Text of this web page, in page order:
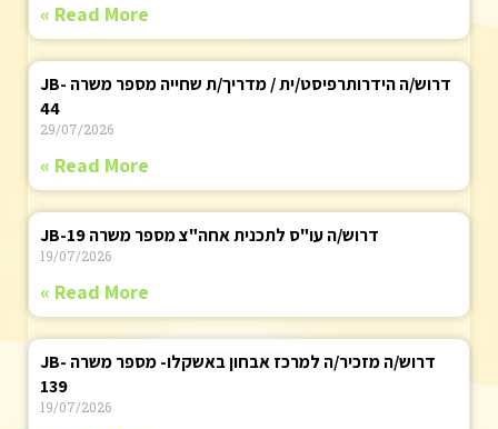
Read More »
דרוש/ה הידרותרפיסט/ית / מדריך/ת שחייה מספר משרה JB-
44
29/07/2026
Read More »
דרוש/ה עו"ס לתכנית אחה"צ מספר משרה JB-19
19/07/2026
Read More »
דרוש/ה מזכיר/ה למרכז אבחון באשקלו- מספר משרה JB-
139
19/07/2026